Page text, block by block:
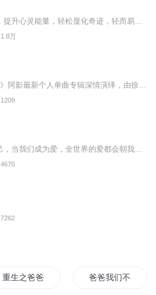
1.8万
1209
4670
7262
重生之爸爸不好当 爸爸我们不去哪儿